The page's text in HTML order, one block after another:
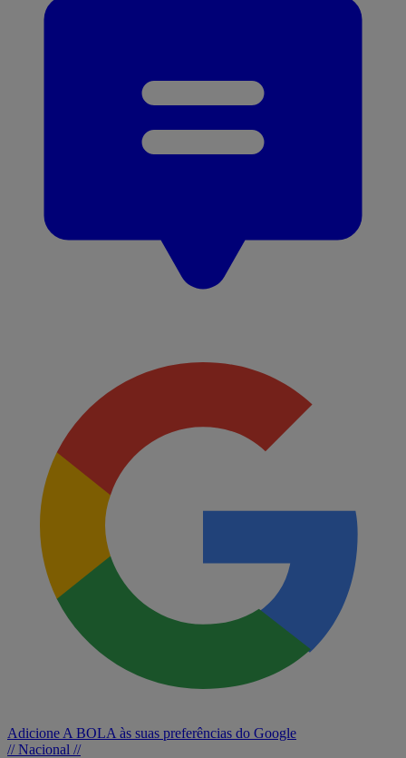
Adicione A BOLA às suas preferências do Google
// Nacional //